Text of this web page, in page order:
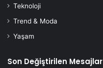
Teknoloji
Trend & Moda
Yaşam
Son Değiştirilen Mesajlar